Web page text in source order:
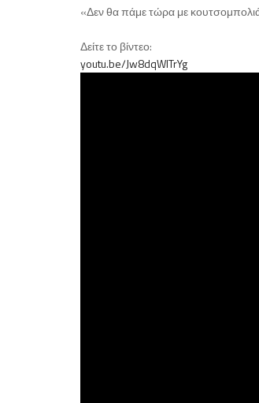
«Δεν θα πάμε τώρα με κουτσομπολιά
Δείτε το βίντεο:
youtu.be/Jw8dqWlTrYg